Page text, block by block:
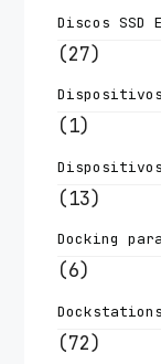
Discos SSD
(27)
(1)
(13)
Docking
(6)
Dockstations
(72)